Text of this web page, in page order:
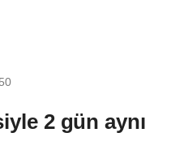
2 gün aynı